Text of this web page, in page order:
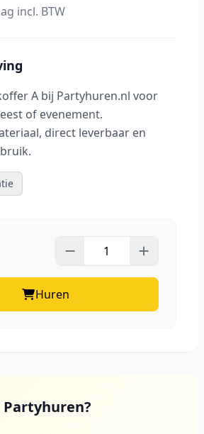
incl. BTW
A bij Partyhuren.nl voor
of evenement.
direct leverbaar en
Huren